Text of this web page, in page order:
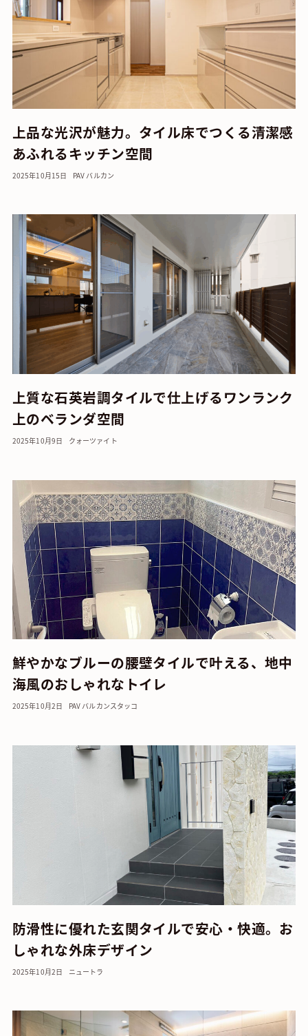
上品な光沢が魅力。タイル床でつくる清潔感
あふれるキッチン空間
2025年10月15日 PAV バルカン
上質な石英岩調タイルで仕上げるワンランク
上のベランダ空間
2025年10月9日 クォーツァイト
鮮やかなブルーの腰壁タイルで叶える、地中
海風のおしゃれなトイレ
2025年10月2日 PAV バルカンスタッコ
防滑性に優れた玄関タイルで安心・快適。お
しゃれな外床デザイン
2025年10月2日 ニュートラ